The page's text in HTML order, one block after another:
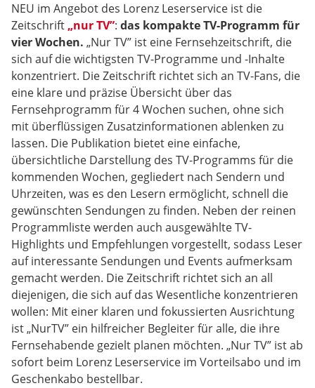
NEU im Angebot des Lorenz Leserservice ist die
Zeitschrift „nur TV”: das kompakte TV-Programm für
vier Wochen. „Nur TV” ist eine Fernsehzeitschrift, die
sich auf die wichtigsten TV-Programme und -Inhalte
konzentriert. Die Zeitschrift richtet sich an TV-Fans, die
eine klare und präzise Übersicht über das
Fernsehprogramm für 4 Wochen suchen, ohne sich
mit überflüssigen Zusatzinformationen ablenken zu
lassen. Die Publikation bietet eine einfache,
übersichtliche Darstellung des TV-Programms für die
kommenden Wochen, gegliedert nach Sendern und
Uhrzeiten, was es den Lesern ermöglicht, schnell die
gewünschten Sendungen zu finden. Neben der reinen
Programmliste werden auch ausgewählte TV-
Highlights und Empfehlungen vorgestellt, sodass Leser
auf interessante Sendungen und Events aufmerksam
gemacht werden. Die Zeitschrift richtet sich an all
diejenigen, die sich auf das Wesentliche konzentrieren
wollen: Mit einer klaren und fokussierten Ausrichtung
ist „NurTV” ein hilfreicher Begleiter für alle, die ihre
Fernsehabende gezielt planen möchten. „Nur TV” ist ab
sofort beim Lorenz Leserservice im Vorteilsabo und im
Geschenkabo bestellbar.